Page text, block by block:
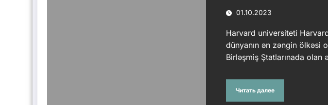
01.10.2023
Harvard universiteti
dünyanın ən zəngin ölkəsi
Birləşmiş Ştatlarınada olan
Читать далее